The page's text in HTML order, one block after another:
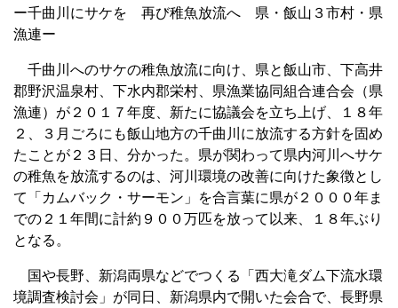
ー千曲川にサケを 再び稚魚放流へ 県・飯山３市村・県
漁連ー
千曲川へのサケの稚魚放流に向け、県と飯山市、下高井
郡野沢温泉村、下水内郡栄村、県漁業協同組合連合会（県
漁連）が２０１７年度、新たに協議会を立ち上げ、１８年
２、３月ごろにも飯山地方の千曲川に放流する方針を固め
たことが２３日、分かった。県が関わって県内河川へサケ
の稚魚を放流するのは、河川環境の改善に向けた象徴とし
て「カムバック・サーモン」を合言葉に県が２０００年ま
での２１年間に計約９００万匹を放って以来、１８年ぶり
となる。
国や長野、新潟両県などでつくる「西大滝ダム下流水環
境調査検討会」が同日、新潟県内で開いた会合で、長野県